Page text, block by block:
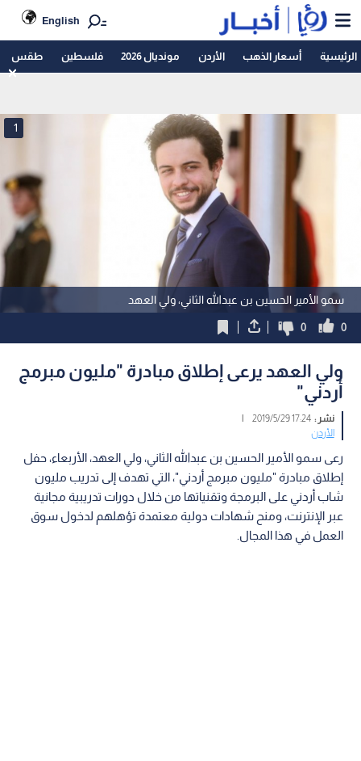
English
الرئيسية أسعار الذهب الأردن مونديال 2026 فلسطين طقس
سمو الأمير الحسين بن عبدالله الثاني، ولي العهد
1
0
0
ولي العهد يرعى إطلاق مبادرة "مليون مبرمج
أردني"
نشر :17:24 2019/5/29
|
الأردن
رعى سمو الأمير الحسين بن عبدالله الثاني، ولي العهد، الأربعاء، حفل
إطلاق مبادرة "مليون مبرمج أردني"، التي تهدف إلى تدريب مليون
شاب أردني على البرمجة وتقنياتها من خلال دورات تدريبية مجانية
عبر الإنترنت، ومنح شهادات دولية معتمدة تؤهلهم لدخول سوق
العمل في هذا المجال.